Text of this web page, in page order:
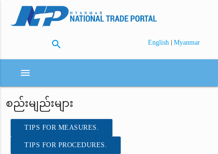
search English | Myanmar
menu
စည်းမျည်းများ
TIPS FOR MEASURES.
TIPS FOR PROCEDURES.